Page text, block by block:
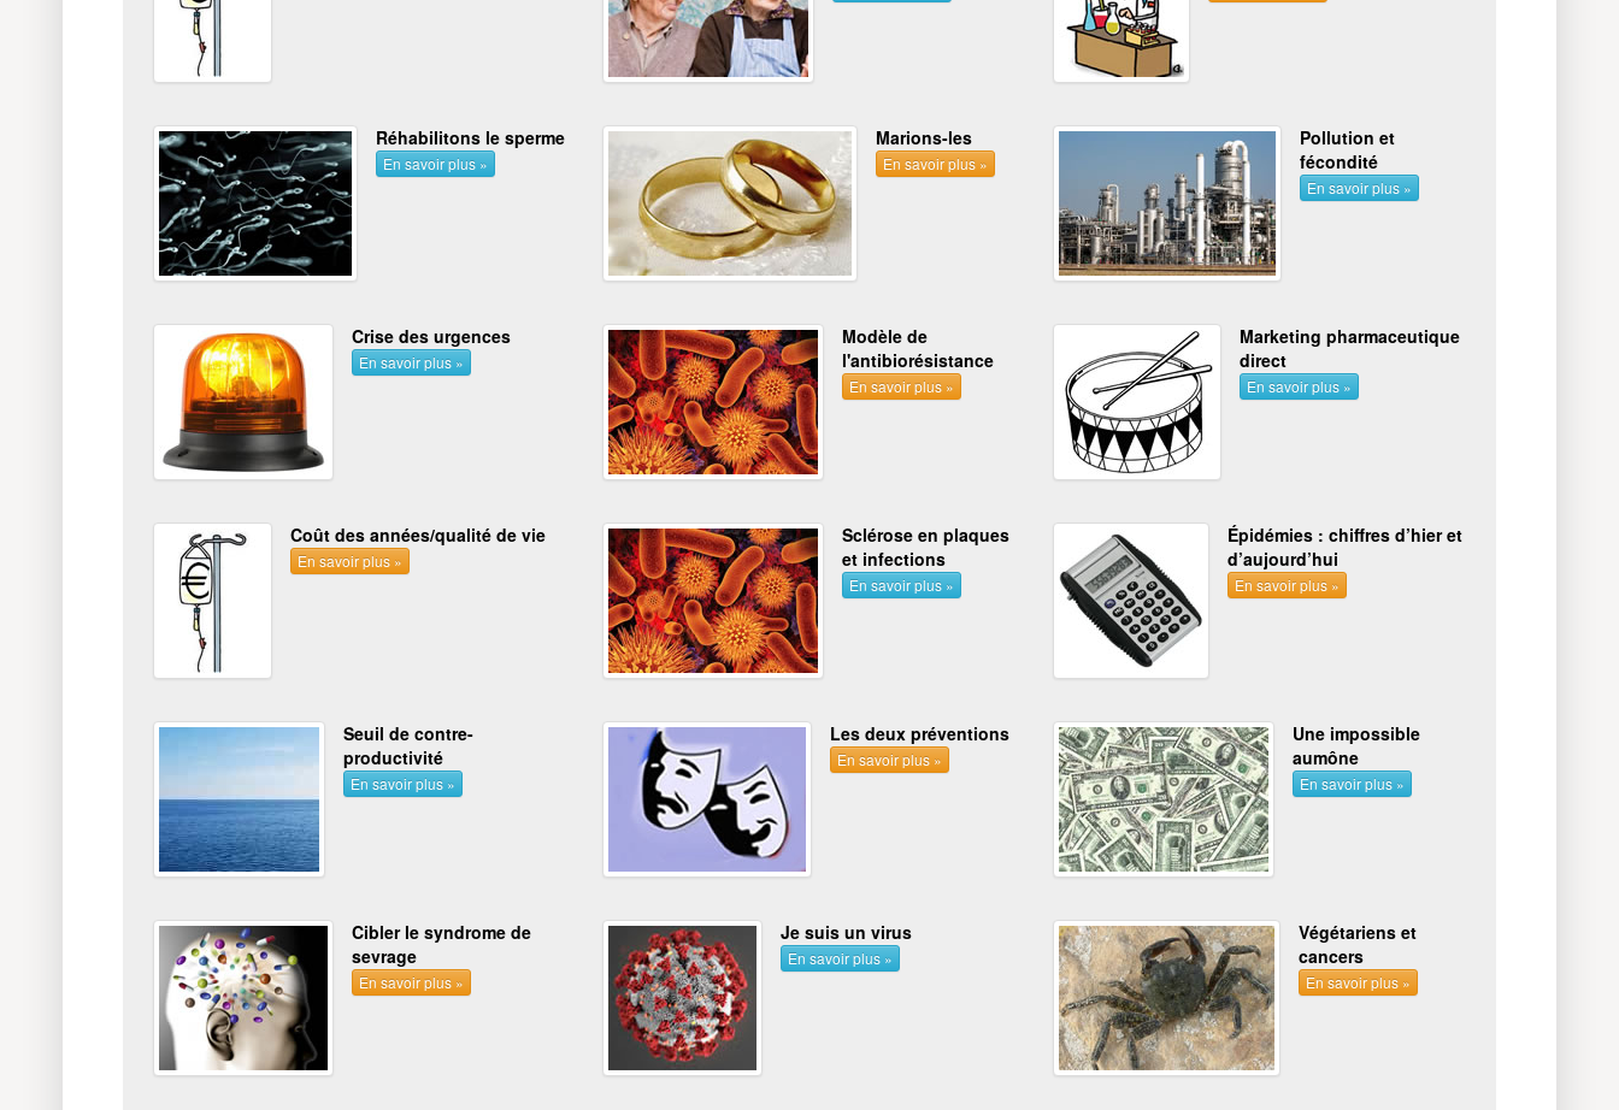
Réhabilitons le sperme
En savoir plus »
Marions-les
En savoir plus »
Pollution et
fécondité
En savoir plus »
Crise des urgences
En savoir plus »
Modèle de
l'antibiorésistance
En savoir plus »
Marketing pharmaceutique
direct
En savoir plus »
Coût des années/qualité de vie
En savoir plus »
Sclérose en plaques
et infections
En savoir plus »
Épidémies : chiffres d’hier et
d’aujourd’hui
En savoir plus »
Seuil de contre-
productivité
En savoir plus »
Les deux préventions
En savoir plus »
Une impossible
aumône
En savoir plus »
Cibler le syndrome de
sevrage
En savoir plus »
Je suis un virus
En savoir plus »
Végétariens et
cancers
En savoir plus »